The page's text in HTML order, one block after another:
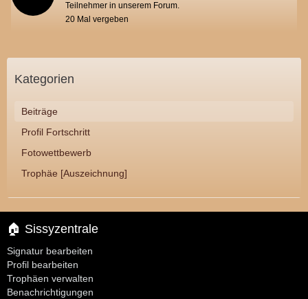
Teilnehmer in unserem Forum.
20 Mal vergeben
Kategorien
Beiträge
Profil Fortschritt
Fotowettbewerb
Trophäe [Auszeichnung]
🏠 Sissyzentrale
Signatur bearbeiten
Profil bearbeiten
Trophäen verwalten
Benachrichtigungen